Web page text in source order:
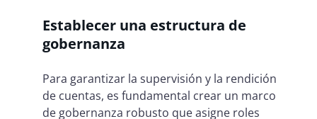
Establecer una estructura de
gobernanza
Para garantizar la supervisión y la rendición
de cuentas, es fundamental crear un marco
de gobernanza robusto que asigne roles